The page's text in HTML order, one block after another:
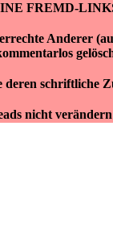
FREMD-
Anderer
deren schriftliche
nicht